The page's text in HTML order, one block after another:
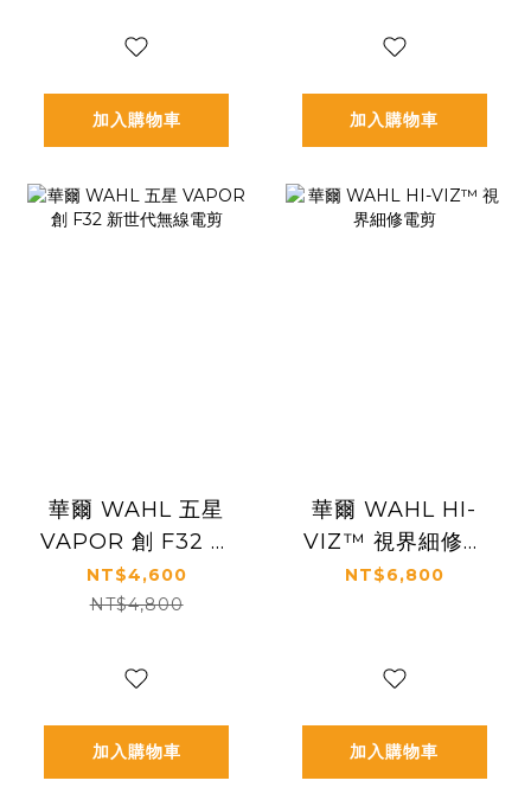
加入購物車 加入購物車
華爾 WAHL 五星
VAPOR 創 F32 新
世代無線電剪
NT$4,600
NT$4,800
加入購物車
華爾 WAHL HI-
VIZ™ 視界細修電
剪
NT$6,800
加入購物車